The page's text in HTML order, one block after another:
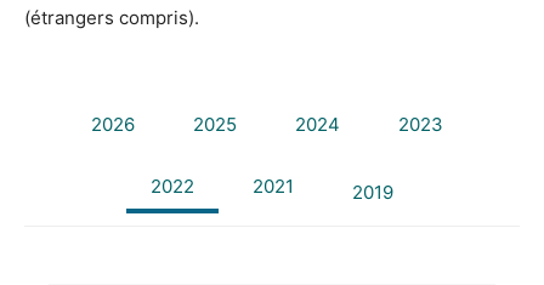
(étrangers compris).
2026 2025 2024 2023
2022 2021 2019